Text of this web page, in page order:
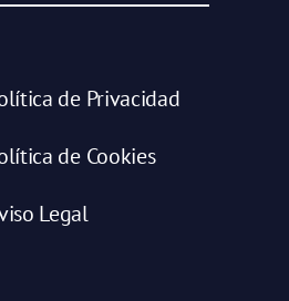
de Privacidad
de Cookies
Legal